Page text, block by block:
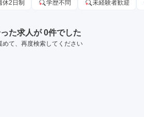
休2日制 学歴不問 未経験者歓迎
た求人が 0件でした
めて、再度検索してください